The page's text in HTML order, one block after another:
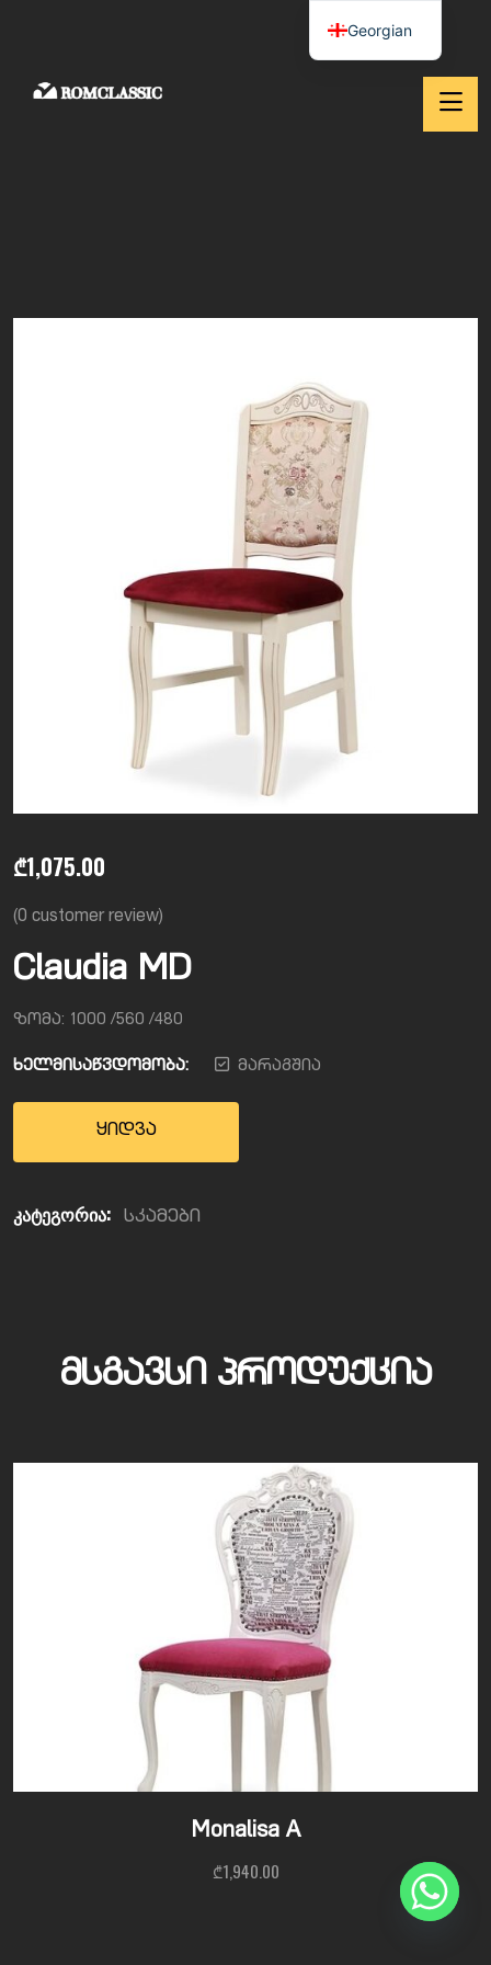
₾1,075.00
(0 customer review)
Claudia MD
ზომა: 1000 /560 /480
ხელმისაწვდომობა: მარაგშია
ყიდვა
კატეგორია: სკამები
ᲛᲡᲒᲐᲕᲡᲘ ᲞᲠᲝᲓᲣᲥᲪᲘᲐ
Monalisa A
₾1,940.00
Georgian